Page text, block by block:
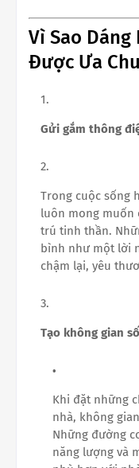
Vì Sao
Được Ưa
Gửi gắm thông
Trong cuộc sống
luôn mong muốn
trú tinh thần.
bình như một lời
chậm lại, yêu
Tạo không gian
Khi đặt những
nhà, không
Những đường
năng lượng và